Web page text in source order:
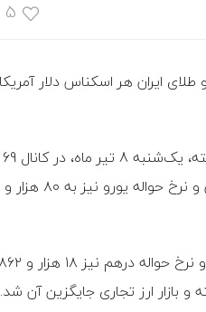
5
بازار ارز تجاری جایگزین آن شد.